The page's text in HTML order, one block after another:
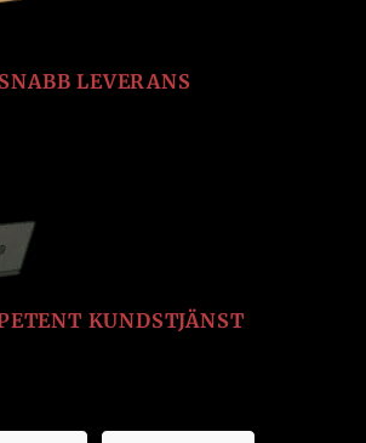
SNABB LEVERANS
KUNDSTJÄNST